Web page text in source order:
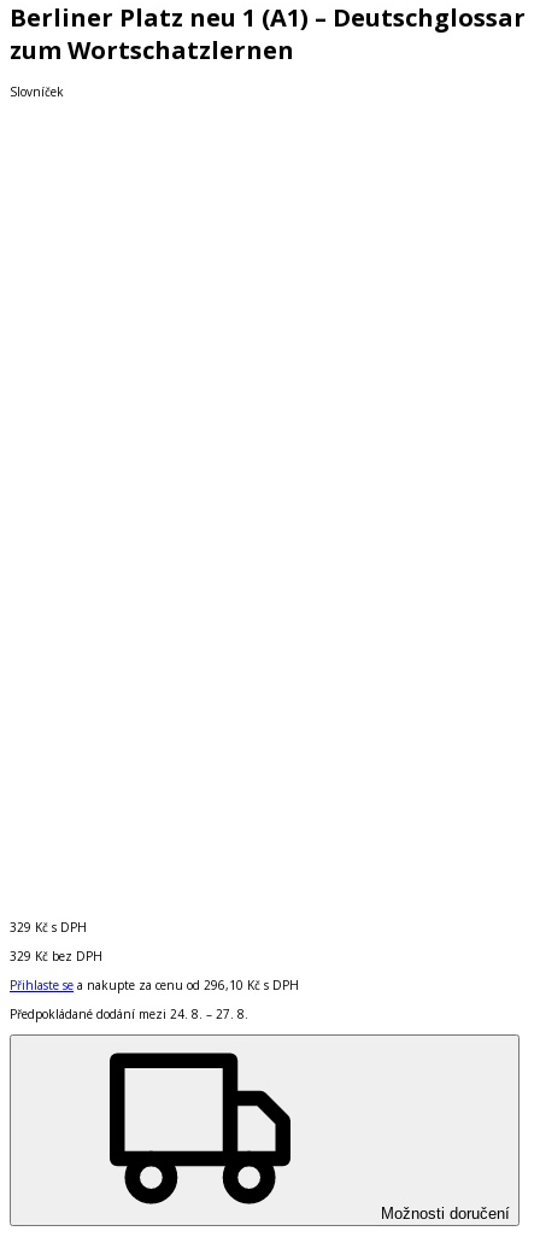
Berliner Platz neu 1 (A1) – Deutschglossar
zum Wortschatzlernen
Slovníček
329 Kč s DPH
329 Kč bez DPH
Přihlaste se a nakupte za cenu od 296,10 Kč s DPH
Předpokládané dodání mezi 24. 8. – 27. 8.
Možnosti doručení